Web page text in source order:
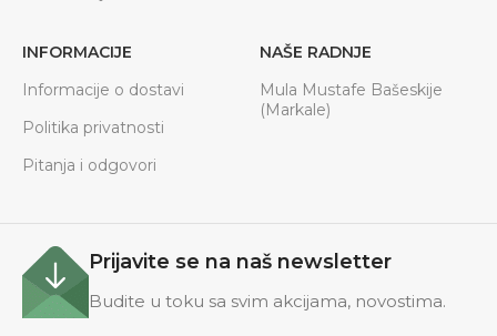
INFORMACIJE
Informacije o dostavi
Politika privatnosti
Pitanja i odgovori
NAŠE RADNJE
Mula Mustafe Bašeskije
(Markale)
Prijavite se na naš newsletter
Budite u toku sa svim akcijama, novostima.